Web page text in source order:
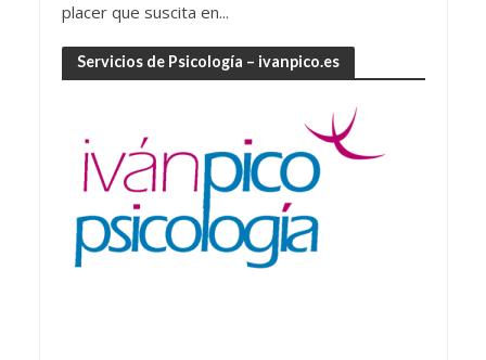
placer que suscita en...
Servicios de Psicología – ivanpico.es